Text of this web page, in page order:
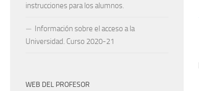
instrucciones para los alumnos.
Información sobre el acceso a la
Universidad. Curso 2020-21
WEB DEL PROFESOR